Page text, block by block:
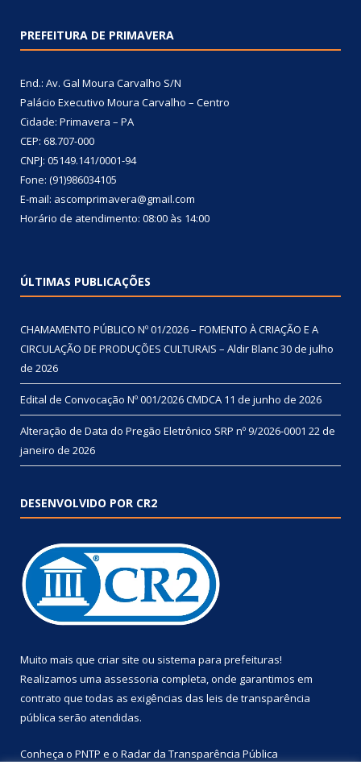
PREFEITURA DE PRIMAVERA
End.: Av. Gal Moura Carvalho S/N
Palácio Executivo Moura Carvalho – Centro
Cidade: Primavera – PA
CEP: 68.707-000
CNPJ: 05149.141/0001-94
Fone: (91)986034105
E-mail: ascomprimavera@gmail.com
Horário de atendimento: 08:00 às 14:00
ÚLTIMAS PUBLICAÇÕES
CHAMAMENTO PÚBLICO Nº 01/2026 – FOMENTO À CRIAÇÃO E A
CIRCULAÇÃO DE PRODUÇÕES CULTURAIS – Aldir Blanc30 de julho
de 2026
Edital de Convocação Nº 001/2026 CMDCA 11 de junho de 2026
Alteração de Data do Pregão Eletrônico SRP nº 9/2026-0001 22 de
janeiro de 2026
DESENVOLVIDO POR CR2
Muito mais que criar site ou sistema para prefeituras!
Realizamos uma assessoria completa, onde garantimos em
contrato que todas as exigências das leis de transparência
pública serão atendidas.
Conheça o PNTP e o Radar da Transparência Pública